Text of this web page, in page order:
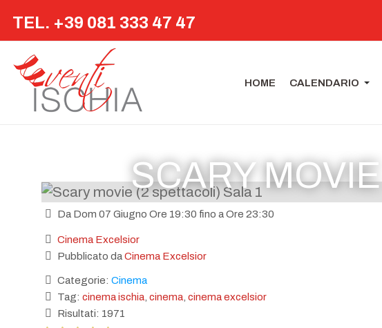
TEL. +39 081 333 47 47
HOME CALENDARIO
SCARY
Da Dom 07 Giugno Ore 19:30 fino a Ore 23:30
Cinema Excelsior
Pubblicato daCinema Excelsior
Categorie: Cinema
Tag: cinema ischia cinema cinema excelsior
Risultati: 1971